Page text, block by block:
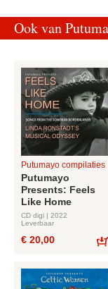
Ook van
Putumayo compilaties
Putumayo
Presents: Feels
Like Home
CD digi | 2022
Leverbaar
€ 20,00